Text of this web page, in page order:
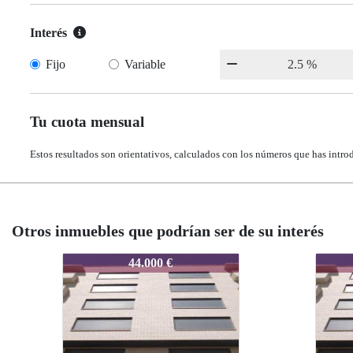
Interés
Fijo Variable
Tu cuota mensual
Estos resultados son orientativos, calculados con los números que has
Otros inmuebles que podrían ser de su interés
SRB0000348182
32.000 €
SRB0000348182
32.000 €